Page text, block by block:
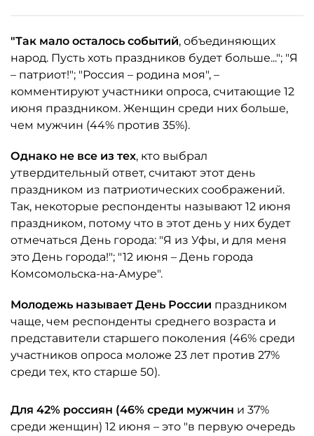
"Так мало осталось событий, объединяющих
народ. Пусть хоть праздников будет больше..."; "Я
– патриот!"; "Россия – родина моя", –
комментируют участники опроса, считающие 12
июня праздником. Женщин среди них больше,
чем мужчин (44% против 35%).
Однако не все из тех, кто выбрал
утвердительный ответ, считают этот день
праздником из патриотических соображений.
Так, некоторые респонденты называют 12 июня
праздником, потому что в этот день у них будет
отмечаться День города: "Я из Уфы, и для меня
это День города!"; "12 июня – День города
Комсомольска-на-Амуре".
Молодежь называет День России праздником
чаще, чем респонденты среднего возраста и
представители старшего поколения (46% среди
участников опроса моложе 23 лет против 27%
среди тех, кто старше 50).
Для 42% россиян (46% среди мужчин и 37%
среди женщин) 12 июня – это "в первую очередь